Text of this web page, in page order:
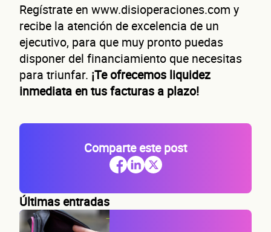
Regístrate en www.disioperaciones.com y
recibe la atención de excelencia de un
ejecutivo, para que muy pronto puedas
disponer del financiamiento que necesitas
para triunfar. ¡Te ofrecemos liquidez
inmediata en tus facturas a plazo!
Comparte este post
Últimas entradas